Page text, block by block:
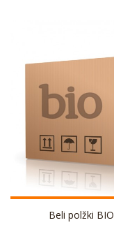
Beli polžki BIO